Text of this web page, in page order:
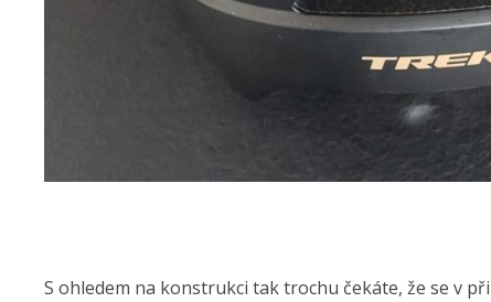
S ohledem na konstrukci tak trochu čekáte, že se v